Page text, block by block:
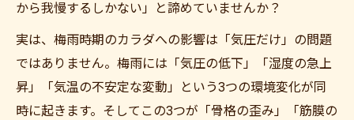
から我慢するしかない」と諦めていませんか？
実は、梅雨時期のカラダへの影響は「気圧だけ」の問題
ではありません。梅雨には「気圧の低下」「湿度の急上
昇」「気温の不安定な変動」という3つの環境変化が同
時に起きます。そしてこの3つが「骨格の歪み」「筋膜の